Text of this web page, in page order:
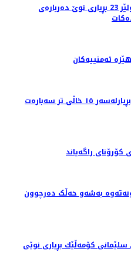
ژووری ئۆپەراسیۆنی پارێزگای هەولێر 23 بڕیاری نوێ‌ دەربارەی
ئەمنییەكان
وەزارەتی ناوخۆ لە بەیاننامەیەکدا بڕیارلەسەر ١٥ خاڵی تر سەبارەت
راگه‌یاند
بەشەو خەڵک دەرچوون
كۆمه‌ڵێك بڕیاری نوێی